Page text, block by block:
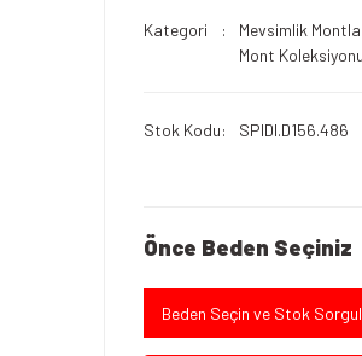
Kategori Mevsimlik
Mont Koleksiyonu
Stok Kodu SPIDI.D156.486
Önce Beden Seçiniz
Beden Seçin ve Stok